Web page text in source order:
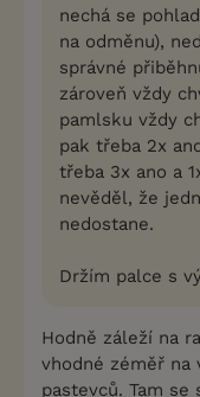
nechá se
na odměnu),
správné
zároveň vždy
pamlsku vždy
pak třeba 2x
třeba 3x ano a
nevěděl, že
nedostane.
Držím palce s
Hodně záleží na
vhodné zéměř na
pastevců. Tam